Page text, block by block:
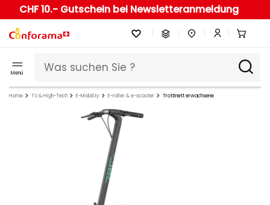
CHF 10.- Gutschein bei Newsletteranmeldung
Menü
Home TV & High-Tech E-Mobility E-roller & e-scooter Trottinett erwachsene